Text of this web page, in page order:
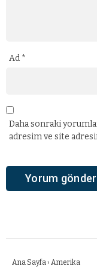
Ad *
Daha sonraki
adresim ve site
Ana Sayfa › Amerika